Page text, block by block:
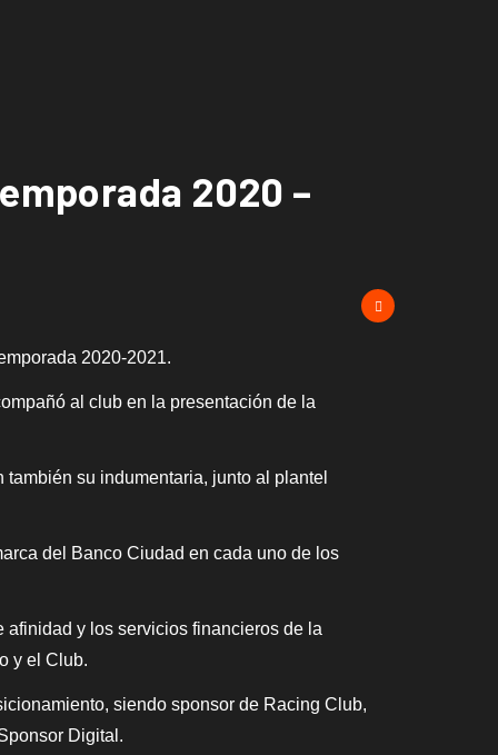
2020 –
2020-2021.
al club en la presentación de la
su indumentaria, junto al plantel
del Banco Ciudad en cada uno de los
afinidad y los servicios financieros de la
y el Club.
siendo sponsor de Racing Club,
Digital.